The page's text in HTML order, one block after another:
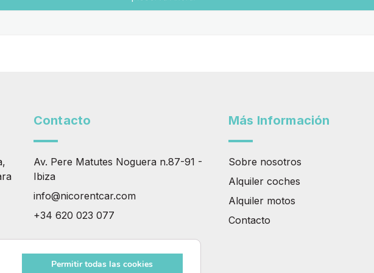
Contacto
Av. Pere Matutes Noguera n.87-91 -
Ibiza
info@nicorentcar.com
+34 620 023 077
Más Información
Sobre nosotros
Alquiler coches
Alquiler motos
Contacto
Permitir todas las cookies